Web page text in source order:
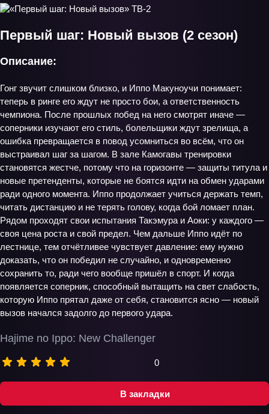
В закладки
Первый шаг: Новый вызов (2 сезон)
Hajime no Ippo: New Challenger
0
Описание:
Гонг звучит слишком близко, и Иппо Макуноучи понимает:
теперь в ринге его ждут не просто бои, а ответственность
чемпиона. После прошлых побед на него смотрят иначе —
соперники изучают его стиль, болельщики ждут зрелища, а
ошибка превращается в повод усомниться во всём, что он
выстраивал шаг за шагом. В зале Камогавы тренировки
становятся жестче, потому что на горизонте — защиты титула и
новые претенденты, которые не боятся идти на обмен ударами
ради одного момента. Иппо продолжает учиться держать темп,
читать дистанцию и не терять голову, когда бой ломает план.
Рядом проходят свои испытания Такэмура и Аоки: у каждого —
своя цена роста и свой предел. Чем дальше Иппо идёт по
лестнице, тем отчётливее чувствует давление: ему нужно
доказать, что он победил не случайно, и одновременно
сохранить то, ради чего вообще пришёл в спорт. И когда
появляется соперник, способный вытащить на свет слабость,
которую Иппо прятал даже от себя, становится ясно — новый
вызов начался задолго до первого удара.